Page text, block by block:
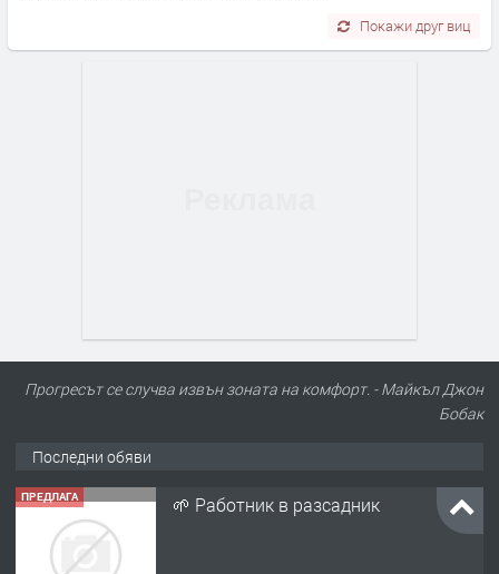
Покажи друг виц
Прогресът се случва извън зоната на комфорт. - Майкъл Джон
Бобак
Последни обяви
ПРЕДЛАГА 🌱 Работник в разсадник